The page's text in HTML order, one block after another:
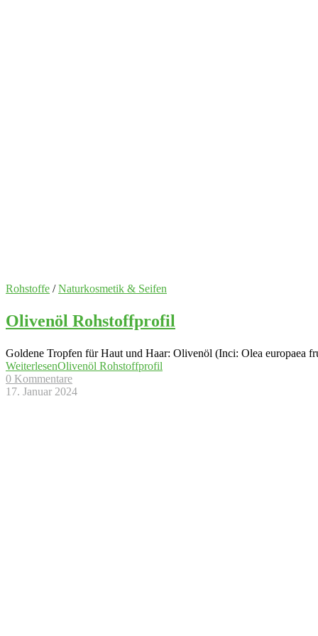
Rohstoffe /Naturkosmetik & Seifen
Olivenöl Rohstoffprofil
Goldene Tropfen für Haut und Haar: Olivenöl (Inci: Olea europaea
WeiterlesenOlivenöl Rohstoffprofil
0 Kommentare
17. Januar 2024